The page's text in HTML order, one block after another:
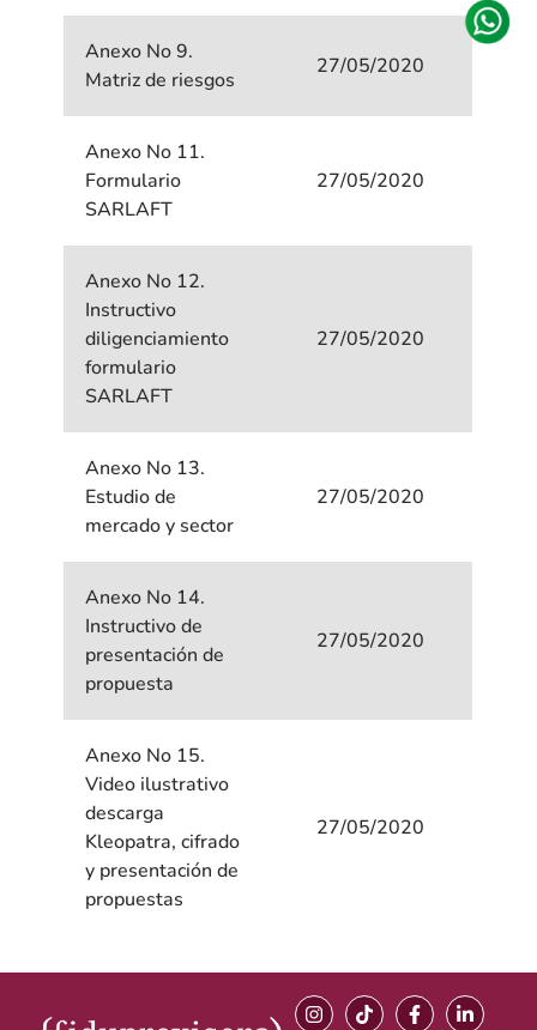
Anexo No 9.
Matriz de riesgos
27/05/2020
Anexo No 11.
Formulario
SARLAFT
27/05/2020
Anexo No 12.
Instructivo
diligenciamiento
formulario
SARLAFT
27/05/2020
Anexo No 13.
Estudio de
mercado y sector
27/05/2020
Anexo No 14.
Instructivo de
presentación de
propuesta
27/05/2020
Anexo No 15.
Video ilustrativo
descarga
Kleopatra, cifrado
y presentación de
propuestas
27/05/2020